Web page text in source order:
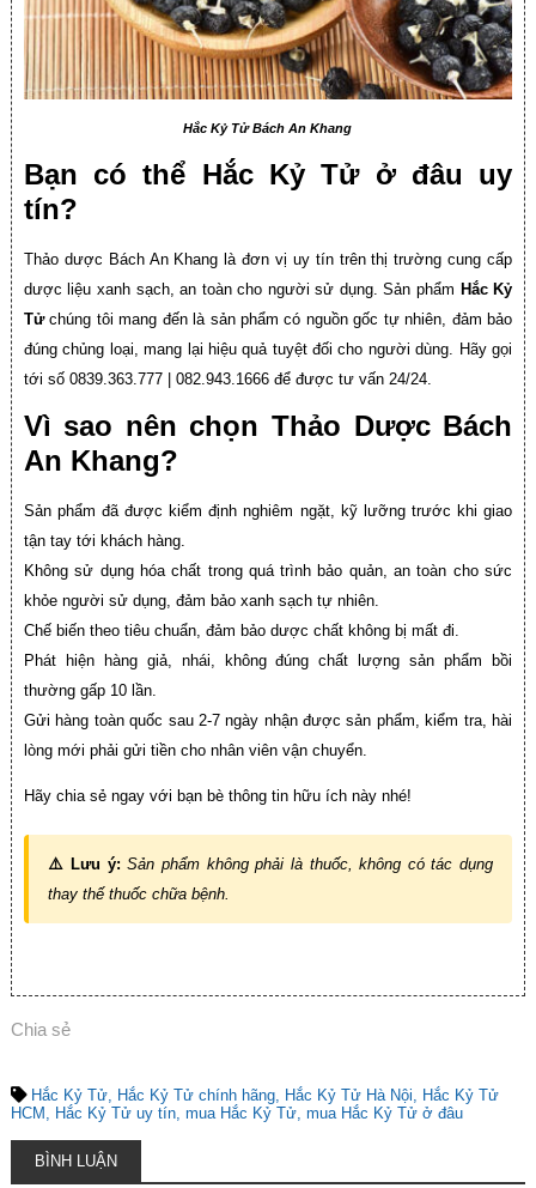
Hắc Kỷ Tử Bách An Khang
Bạn có thể Hắc Kỷ Tử ở đâu uy
tín?
Thảo dược Bách An Khang là đơn vị uy tín trên thị trường cung cấp
dược liệu xanh sạch, an toàn cho người sử dụng. Sản phẩm Hắc Kỷ
Tửchúng tôi mang đến là sản phẩm có nguồn gốc tự nhiên, đảm bảo
đúng chủng loại, mang lại hiệu quả tuyệt đối cho người dùng. Hãy gọi
tới số 0839.363.777 | 082.943.1666 để được tư vấn 24/24.
Vì sao nên chọn Thảo Dược Bách
An Khang?
Sản phẩm đã được kiểm định nghiêm ngặt, kỹ lưỡng trước khi giao
tận tay tới khách hàng.
Không sử dụng hóa chất trong quá trình bảo quản, an toàn cho sức
khỏe người sử dụng, đảm bảo xanh sạch tự nhiên.
Chế biến theo tiêu chuẩn, đảm bảo dược chất không bị mất đi.
Phát hiện hàng giả, nhái, không đúng chất lượng sản phẩm bồi
thường gấp 10 lần.
Gửi hàng toàn quốc sau 2-7 ngày nhận được sản phẩm, kiểm tra, hài
lòng mới phải gửi tiền cho nhân viên vận chuyển.
Hãy chia sẻ ngay với bạn bè thông tin hữu ích này nhé!
⚠️ Lưu ý: Sản phẩm không phải là thuốc, không có tác dụng
thay thế thuốc chữa bệnh.
Chia sẻ
Hắc Kỷ Tử Hắc Kỷ Tử chính hãng Hắc Kỷ Tử Hà Nội
Hắc Kỷ Tử
HCM
Hắc Kỷ Tử uy tín mua Hắc Kỷ Tử mua Hắc Kỷ Tử ở đâu
BÌNH LUẬN